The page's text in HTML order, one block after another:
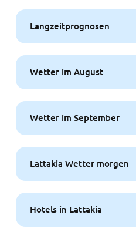
Langzeitprognosen
Wetter im August
Wetter im September
Lattakia Wetter morgen
Hotels in Lattakia